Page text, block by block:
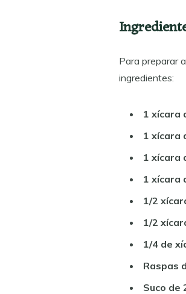
Para preparar
ingredientes:
1 xícara
1 xícara
1 xícara
1 xícara
1/2
1/2
1/4 de
Raspas
Suco de